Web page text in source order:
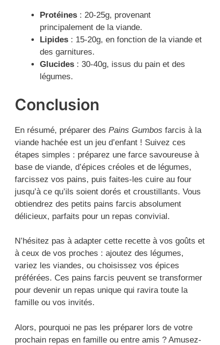
Protéines : 20-25g, provenant
principalement de la viande.
Lipides : 15-20g, en fonction de la viande et
des garnitures.
Glucides : 30-40g, issus du pain et des
légumes.
Conclusion
En résumé, préparer des Pains Gumbos farcis à la
viande hachée est un jeu d’enfant ! Suivez ces
étapes simples : préparez une farce savoureuse à
base de viande, d’épices créoles et de légumes,
farcissez vos pains, puis faites-les cuire au four
jusqu’à ce qu’ils soient dorés et croustillants. Vous
obtiendrez des petits pains farcis absolument
délicieux, parfaits pour un repas convivial.
N’hésitez pas à adapter cette recette à vos goûts et
à ceux de vos proches : ajoutez des légumes,
variez les viandes, ou choisissez vos épices
préférées. Ces pains farcis peuvent se transformer
pour devenir un repas unique qui ravira toute la
famille ou vos invités.
Alors, pourquoi ne pas les préparer lors de votre
prochain repas en famille ou entre amis ? Amusez-